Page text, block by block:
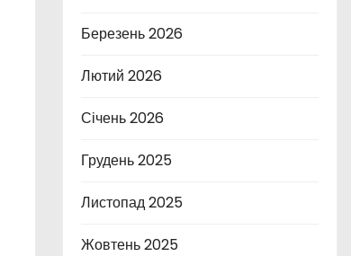
Березень 2026
Лютий 2026
Січень 2026
Грудень 2025
Листопад 2025
Жовтень 2025